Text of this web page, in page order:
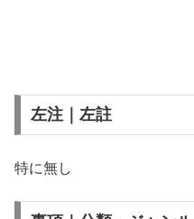
左注｜左註
特に無し